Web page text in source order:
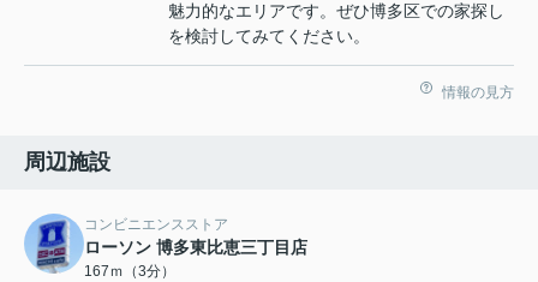
魅力的なエリアです。ぜひ博多区での家探し
を検討してみてください。
情報の見方
周辺施設
コンビニエンスストア
ローソン 博多東比恵三丁目店
167ｍ（3分）